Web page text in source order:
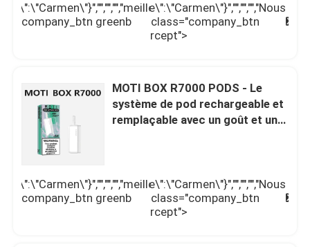
greenb
meilleur
prix
\",\"username\":\"Carmen\"}","","","","Nous
contacter");' class="company_btn
orangeb intercept">
MOTI BOX R7000 PODS - Le
système de pod rechargeable et
remplaçable avec un goût et une
greenb
meilleur
prix
\",\"username\":\"Carmen\"}","","","","Nous
contacter");' class="company_btn
orangeb intercept">